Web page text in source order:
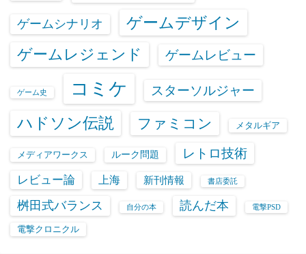
ゲームシナリオ ゲームデザイン
ゲームレジェンド ゲームレビュー
ゲーム史 コミケ スターソルジャー
ハドソン伝説 ファミコン メタルギア
メディアワークス ルーク問題 レトロ技術
レビュー論 上海 新刊情報 書店委託
桝田式バランス 自分の本 読んだ本 電撃PSD
電撃クロニクル